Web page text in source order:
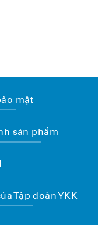
mật
sản phẩm
Tập đoàn YKK